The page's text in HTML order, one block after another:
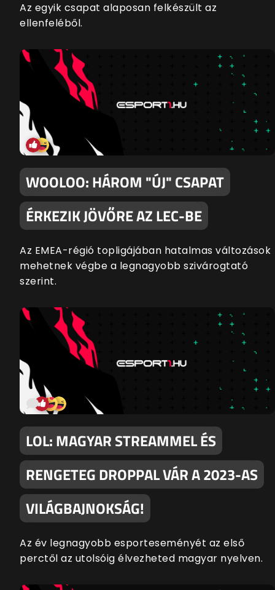
Az egyik csapat alaposan felkészült az
ellenfeléből.
WOOLOO: HÁROM "ÚJ" CSAPAT
ÉRKEZIK JÖVŐRE AZ LEC-BE
Az EMEA-régió topligájában hatalmas változások
mehetnek végbe a legnagyobb szivárogtató
szerint.
LOL: MAGYAR STREAMMEL ÉS
RENGETEG DROPPAL VÁR A 2023-AS
VILÁGBAJNOKSÁG!
Az év legnagyobb esporteseményét az első
perctől az utolsóig élvezheted magyar nyelven.